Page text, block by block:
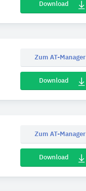
Download
Zum AT-Manager
Download
Zum AT-Manager
Download